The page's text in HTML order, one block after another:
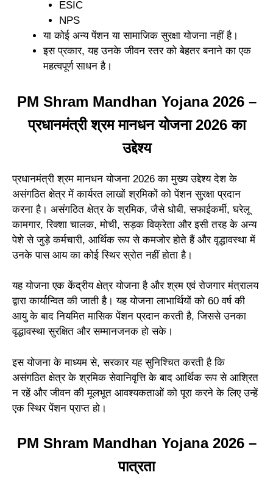
ESIC
NPS
या कोई अन्य पेंशन या सामाजिक सुरक्षा योजना नहीं है।
इस प्रकार, यह उनके जीवन स्तर को बेहतर बनाने का एक
महत्वपूर्ण साधन है।
PM Shram Mandhan Yojana 2026 –
प्रधानमंत्री श्रम मानधन योजना 2026 का
उद्देश्य
प्रधानमंत्री श्रम मानधन योजना 2026 का मुख्य उद्देश्य देश के
असंगठित क्षेत्र में कार्यरत लाखों श्रमिकों को पेंशन सुरक्षा प्रदान
करना है। असंगठित क्षेत्र के श्रमिक, जैसे धोबी, सफाईकर्मी, घरेलू
कामगार, रिक्शा चालक, मोची, सड़क विक्रेता और इसी तरह के अन्य
पेशे से जुड़े कर्मचारी, आर्थिक रूप से कमजोर होते हैं और वृद्धावस्था में
उनके पास आय का कोई स्थिर स्रोत नहीं होता है।
यह योजना एक केंद्रीय क्षेत्र योजना है और श्रम एवं रोजगार मंत्रालय
द्वारा कार्यान्वित की जाती है। यह योजना लाभार्थियों को 60 वर्ष की
आयु के बाद नियमित मासिक पेंशन प्रदान करती है, जिससे उनका
वृद्धावस्था सुरक्षित और सम्मानजनक हो सके।
इस योजना के माध्यम से, सरकार यह सुनिश्चित करती है कि
असंगठित क्षेत्र के श्रमिक सेवानिवृत्ति के बाद आर्थिक रूप से आश्रित
न रहें और जीवन की मूलभूत आवश्यकताओं को पूरा करने के लिए उन्हें
एक स्थिर पेंशन प्राप्त हो।
PM Shram Mandhan Yojana 2026 –
पात्रता